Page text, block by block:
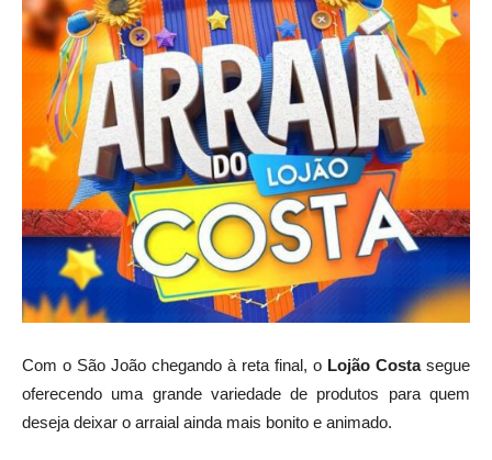
Com o São João chegando à reta final, o Lojão Costasegue
oferecendo uma grande variedade de produtos para quem
deseja deixar o arraial ainda mais bonito e animado.